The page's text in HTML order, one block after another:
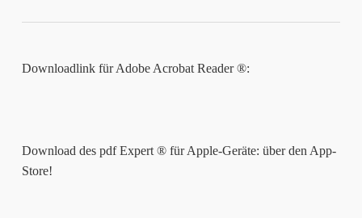
Downloadlink für Adobe Acrobat Reader ®:
Download des pdf Expert ® für Apple-Geräte: über den App-
Store!